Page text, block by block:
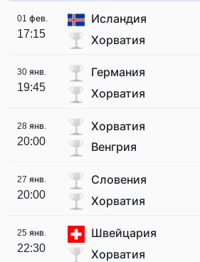
01 фев.
17:15
Исландия
Хорватия
30 янв.
19:45
Германия
Хорватия
28 янв.
20:00
Хорватия
Венгрия
27 янв.
20:00
Словения
Хорватия
25 янв.
22:30
Швейцария
Хорватия